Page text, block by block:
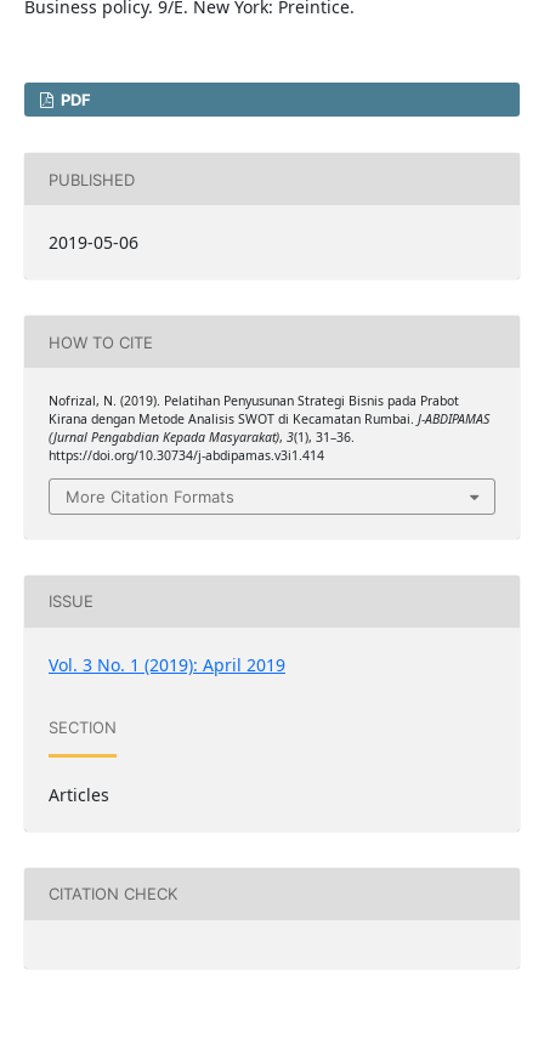
Business policy. 9/E. New York: Preintice.
PDF
PUBLISHED
2019-05-06
HOW TO CITE
Nofrizal, N. (2019). Pelatihan Penyusunan Strategi Bisnis pada Prabot
Kirana dengan Metode Analisis SWOT di Kecamatan Rumbai. J-ABDIPAMAS
(Jurnal Pengabdian Kepada Masyarakat), 3(1), 31–36.
https://doi.org/10.30734/j-abdipamas.v3i1.414
More Citation Formats
ISSUE
Vol. 3 No. 1 (2019): April 2019
SECTION
Articles
CITATION CHECK